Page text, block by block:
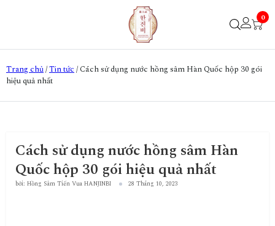
0
Trang chủ/Tin tức/Cách sử dụng nước hồng sâm Hàn Quốc hộp 30 gói
hiệu quả nhất
Cách sử dụng nước hồng sâm Hàn
Quốc hộp 30 gói hiệu quả nhất
bởi: Hồng Sâm Tiến Vua HANJINBI 28 Tháng 10, 2023